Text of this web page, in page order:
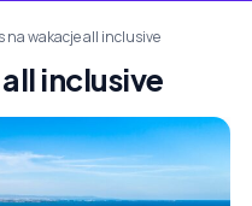
na wakacje all inclusive
inclusive